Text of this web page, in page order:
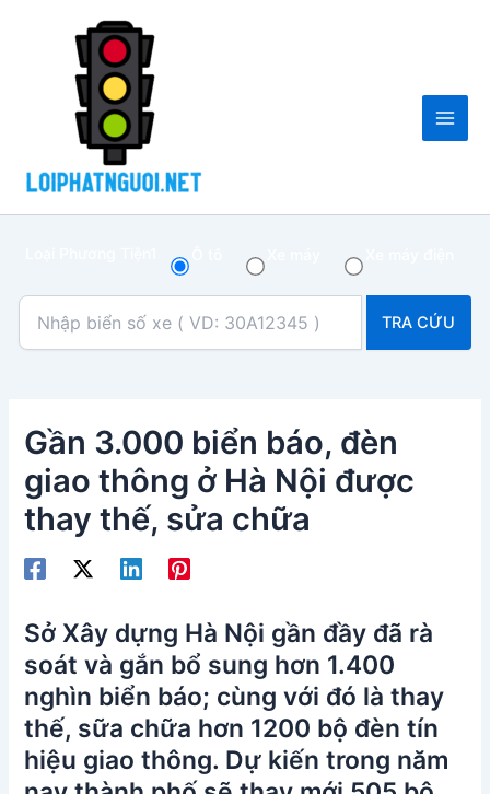
TRA CỨU
Gần 3.000 biển báo, đèn
giao thông ở Hà Nội được
thay thế, sửa chữa
Sở Xây dựng Hà Nội gần đầy đã rà
soát và gắn bổ sung hơn 1.400
nghìn biển báo; cùng với đó là thay
thế, sữa chữa hơn 1200 bộ đèn tín
hiệu giao thông. Dự kiến trong năm
navigation